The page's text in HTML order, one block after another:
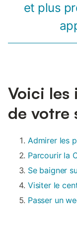
et plus
Voici les
de votre
Admirer les
Parcourir la
Se baigner
Visiter le
Passer un